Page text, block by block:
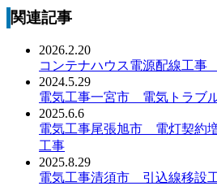
関連記事
2026.2.20
コンテナハウス電源配線工
2024.5.29
電気工事一宮市 電気トラブ
2025.6.6
電気工事尾張旭市 電灯契約
工事
2025.8.29
電気工事清須市 引込線移設